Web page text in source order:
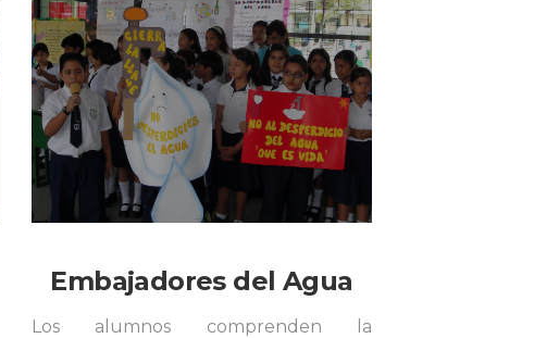
Embajadores del Agua
Los alumnos comprenden la